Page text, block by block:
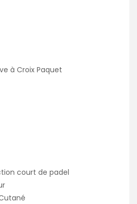
à Croix Paquet
court de padel